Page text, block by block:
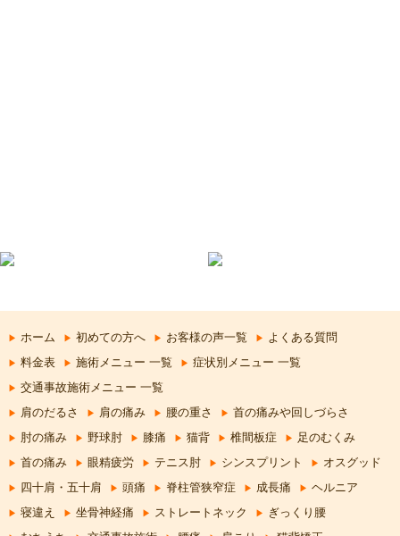
ホーム 初めての方へ お客様の声一覧
よくある質問
料金表
施術メニュー 一覧
症状別メニュー 一覧
交通事故施術メニュー 一覧
肩のだるさ
肩の痛み 腰の重さ
首の痛みや回しづらさ
肘の痛み
野球肘 膝痛 猫背 椎間板症
足のむくみ
首の痛み
眼精疲労 テニス肘 シンスプリント
オスグッド
四十肩・五十肩
頭痛 脊柱管狭窄症 成長痛
ヘルニア
寝違え
坐骨神経痛 ストレートネック
ぎっくり腰